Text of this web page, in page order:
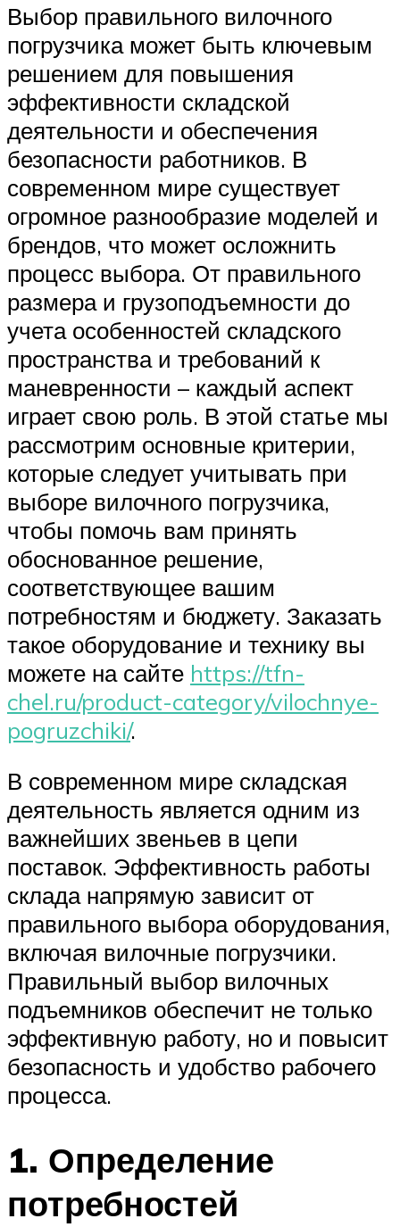
Выбор правильного вилочного
погрузчика может быть ключевым
решением для повышения
эффективности складской
деятельности и обеспечения
безопасности работников. В
современном мире существует
огромное разнообразие моделей и
брендов, что может осложнить
процесс выбора. От правильного
размера и грузоподъемности до
учета особенностей складского
пространства и требований к
маневренности – каждый аспект
играет свою роль. В этой статье мы
рассмотрим основные критерии,
которые следует учитывать при
выборе вилочного погрузчика,
чтобы помочь вам принять
обоснованное решение,
соответствующее вашим
потребностям и бюджету. Заказать
такое оборудование и технику вы
можете на сайте https://tfn-
chel.ru/product-category/vilochnye-
pogruzchiki/.
В современном мире складская
деятельность является одним из
важнейших звеньев в цепи
поставок. Эффективность работы
склада напрямую зависит от
правильного выбора оборудования,
включая вилочные погрузчики.
Правильный выбор вилочных
подъемников обеспечит не только
эффективную работу, но и повысит
безопасность и удобство рабочего
процесса.
1. Определение
потребностей